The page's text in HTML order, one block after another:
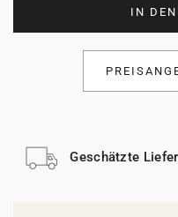
IN DEN
Geschätzte